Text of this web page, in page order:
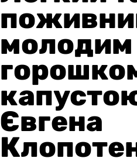
молодим
Євгена